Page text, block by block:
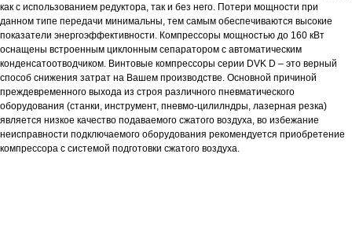
как с использованием редуктора, так и без него. Потери мощности при
данном типе передачи минимальны, тем самым обеспечиваются высокие
показатели энергоэффективности. Компрессоры мощностью до 160 кВт
оснащены встроенным циклонным сепаратором с автоматическим
конденсатоотводчиком. Винтовые компрессоры серии DVK D – это верный
способ снижения затрат на Вашем производстве. Основной причиной
преждевременного выхода из строя различного пневматического
оборудования (станки, инструмент, пневмо-цилилндры, лазерная резка)
является низкое качество подаваемого сжатого воздуха, во избежание
неисправности подключаемого оборудования рекомендуется приобретение
компрессора с системой подготовки сжатого воздуха.